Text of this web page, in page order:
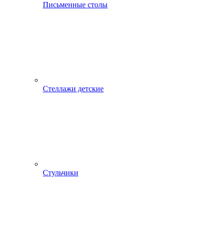
Письменные столы
Стеллажи детские
Стульчики